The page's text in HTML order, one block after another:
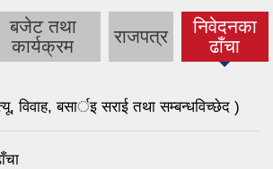
बजेट तथा
कार्यक्रम
राजपत्र
निवेदनका
ढाँचा
(active
tab)
विवाह, बसार्इ सराई तथा सम्बन्धविच्छेद )